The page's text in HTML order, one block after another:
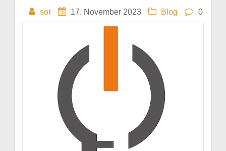
sor 17. November 2023 Blog 0